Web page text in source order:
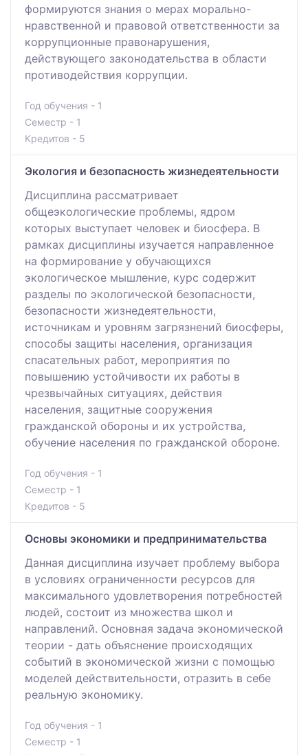
формируются знания о мерах морально-
нравственной и правовой ответственности за
коррупционные правонарушения,
действующего законодательства в области
противодействия коррупции.
Год обучения - 1
Семестр - 1
Кредитов - 5
Экология и безопасность жизнедеятельности
Дисциплина рассматривает
общеэкологические проблемы, ядром
которых выступает человек и биосфера. В
рамках дисциплины изучается направленное
на формирование у обучающихся
экологическое мышление, курс содержит
разделы по экологической безопасности,
безопасности жизнедеятельности,
источникам и уровням загрязнений биосферы,
способы защиты населения, организация
спасательных работ, мероприятия по
повышению устойчивости их работы в
чрезвычайных ситуациях, действия
населения, защитные сооружения
гражданской обороны и их устройства,
обучение населения по гражданской обороне.
Год обучения - 1
Семестр - 1
Кредитов - 5
Основы экономики и предпринимательства
Данная дисциплина изучает проблему выбора
в условиях ограниченности ресурсов для
максимального удовлетворения потребностей
людей, состоит из множества школ и
направлений. Основная задача экономической
теории - дать объяснение происходящих
событий в экономической жизни с помощью
моделей действительности, отразить в себе
реальную экономику.
Год обучения - 1
Семестр - 1